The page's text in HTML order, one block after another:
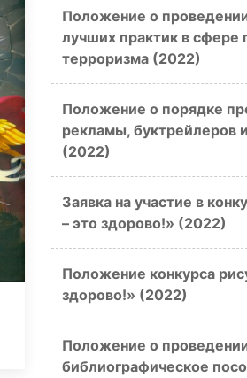
Положение о
лучших практик в сфере
терроризма (2022)
Положение о порядке
рекламы, буктрейлеров
(2022)
Заявка на участие в
– это здорово!» (2022)
Положение конкурса
здорово!» (2022)
Положение о
библиографическое